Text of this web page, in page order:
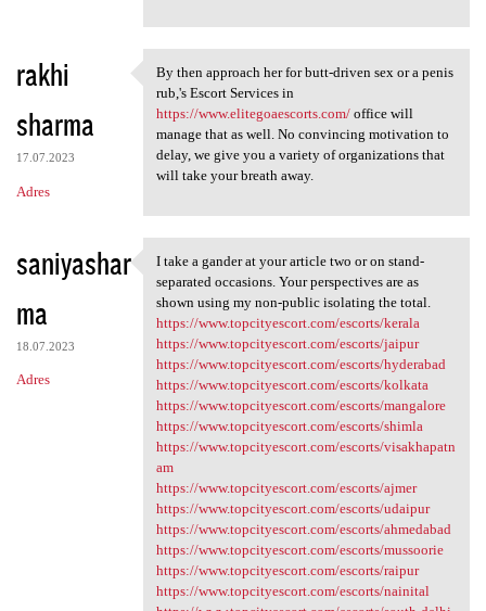
rakhi
sharma
17.07.2023
Adres
By then approach her for butt
By then approach her for butt-driven sex or a penis
rub,'s Escort Services in
https://www.elitegoaescorts.com/office will
manage that as well. No convincing motivation to
delay, we give you a variety of organizations that
will take your breath away.
saniyashar
ma
18.07.2023
Adres
I take a gander at your
I take a gander at your article two or on stand-
separated occasions. Your perspectives are as
shown using my non-public isolating the total.
https://www.topcityescort.com/escorts/kerala
https://www.topcityescort.com/escorts/jaipur
https://www.topcityescort.com/escorts/hyderabad
https://www.topcityescort.com/escorts/kolkata
https://www.topcityescort.com/escorts/mangalore
https://www.topcityescort.com/escorts/shimla
https://www.topcityescort.com/escorts/visakhapatn
am
https://www.topcityescort.com/escorts/ajmer
https://www.topcityescort.com/escorts/udaipur
https://www.topcityescort.com/escorts/ahmedabad
https://www.topcityescort.com/escorts/mussoorie
https://www.topcityescort.com/escorts/raipur
https://www.topcityescort.com/escorts/nainital